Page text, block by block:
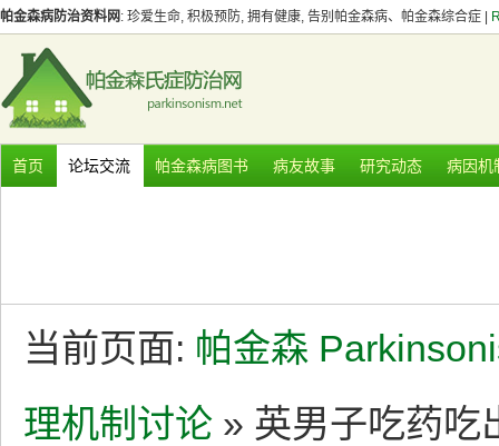
帕金森病防治资料网 : 珍爱生命, 积极预防, 拥有健康, 告别帕金森病、帕金森综合症 |
首页 论坛交流 帕金森病图书 病友故事 研究动态 病因机
当前页面: 帕金森
理机制讨论 » 英男子吃药吃